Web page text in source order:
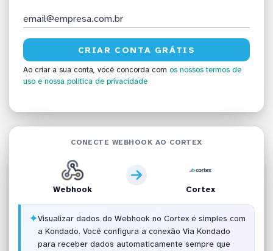
Ao criar a sua conta, você concorda com os nossos termos de
uso e nossa política de privacidade
CONECTE WEBHOOK AO CORTEX
Webhook Cortex
✦Visualizar dados do Webhook no Cortex é simples com
a Kondado. Você configura a conexão Via Kondado
para receber dados automaticamente sempre que